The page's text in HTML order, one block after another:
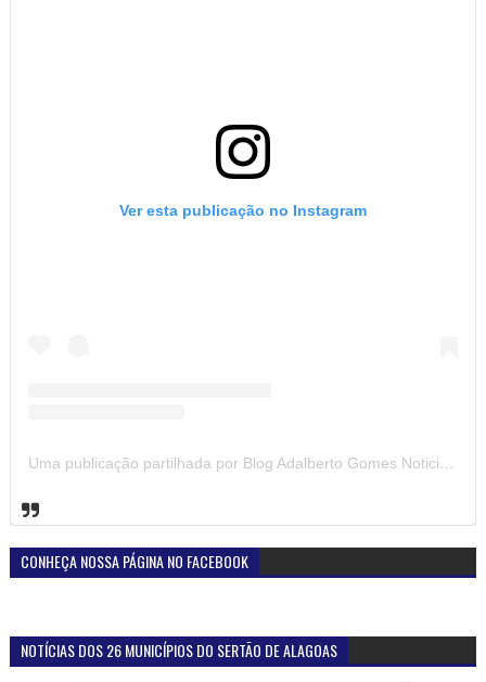
Ver esta publicação no Instagram
Uma publicação partilhada por Blog Adalberto Gomes Noticias (@blogadalbertogomesnoticiass)
CONHEÇA NOSSA PÁGINA NO FACEBOOK
NOTÍCIAS DOS 26 MUNICÍPIOS DO SERTÃO DE ALAGOAS